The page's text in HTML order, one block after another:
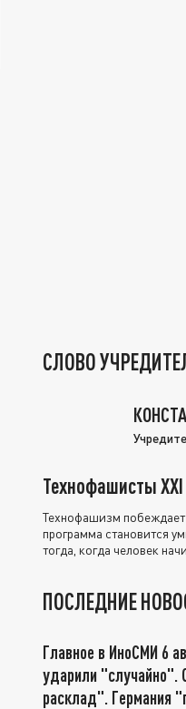
СЛОВО
Технофашисты XXI
Технофашизм побеждает
программа становится
тогда, когда человек
ПОСЛЕДНИЕ
Главное в ИноСМИ 6
ударили
расклад". Германия